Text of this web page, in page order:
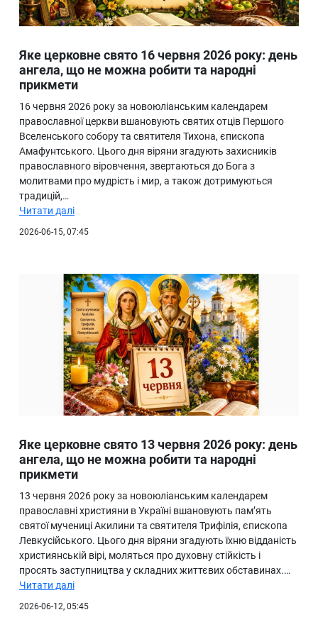
Яке церковне свято 16 червня 2026 року: день
ангела, що не можна робити та народні
прикмети
16 червня 2026 року за новоюліанським календарем
православної церкви вшановують святих отців Першого
Вселенського собору та святителя Тихона, єпископа
Амафунтського. Цього дня віряни згадують захисників
православного віровчення, звертаються до Бога з
молитвами про мудрість і мир, а також дотримуються
традицій,…
Читати далі
2026-06-15, 07:45
Яке церковне свято 13 червня 2026 року: день
ангела, що не можна робити та народні
прикмети
13 червня 2026 року за новоюліанським календарем
православні християни в Україні вшановують пам’ять
святої мучениці Акилини та святителя Трифілія, єпископа
Левкусійського. Цього дня віряни згадують їхню відданість
християнській вірі, моляться про духовну стійкість і
просять заступництва у складних життєвих обставинах.…
Читати далі
2026-06-12, 05:45